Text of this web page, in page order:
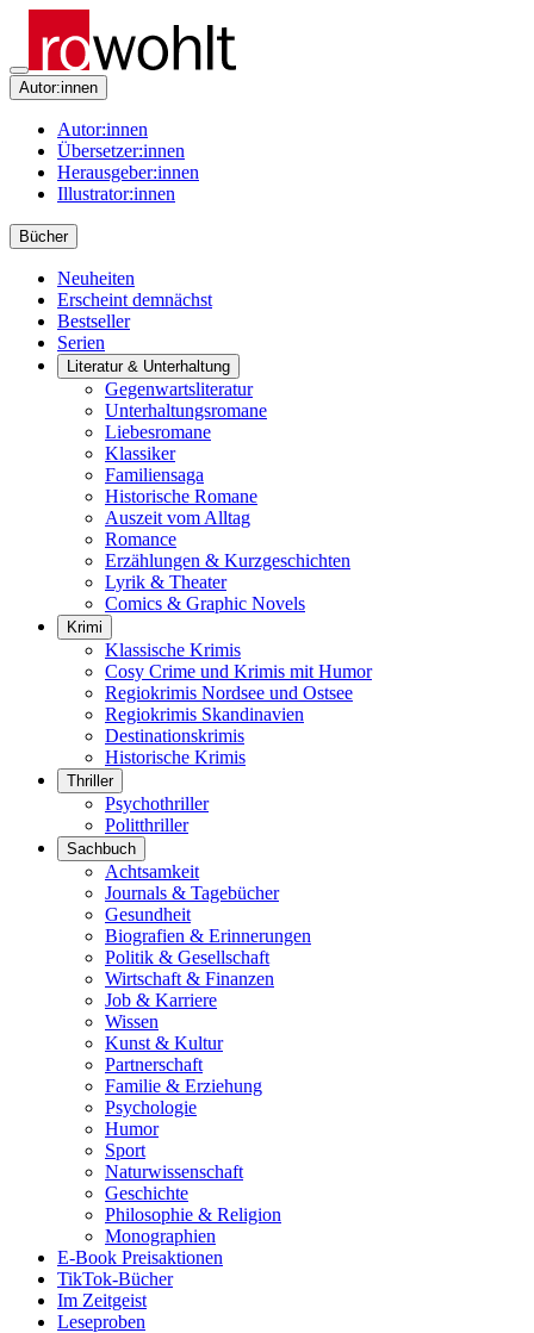
Autor:innen
Autor:innen
Übersetzer:innen
Herausgeber:innen
Illustrator:innen
Bücher
Neuheiten
Erscheint demnächst
Bestseller
Serien
Literatur & Unterhaltung
Gegenwartsliteratur
Unterhaltungsromane
Liebesromane
Klassiker
Familiensaga
Historische Romane
Auszeit vom Alltag
Romance
Erzählungen & Kurzgeschichten
Lyrik & Theater
Comics & Graphic Novels
Krimi
Klassische Krimis
Cosy Crime und Krimis mit Humor
Regiokrimis Nordsee und Ostsee
Regiokrimis Skandinavien
Destinationskrimis
Historische Krimis
Thriller
Psychothriller
Politthriller
Sachbuch
Achtsamkeit
Journals & Tagebücher
Gesundheit
Biografien & Erinnerungen
Politik & Gesellschaft
Wirtschaft & Finanzen
Job & Karriere
Wissen
Kunst & Kultur
Partnerschaft
Familie & Erziehung
Psychologie
Humor
Sport
Naturwissenschaft
Geschichte
Philosophie & Religion
Monographien
E-Book Preisaktionen
TikTok-Bücher
Im Zeitgeist
Leseproben